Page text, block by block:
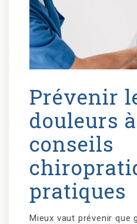
Prévenir
douleurs
conseils
pratiques
Mieux vaut prévenir que